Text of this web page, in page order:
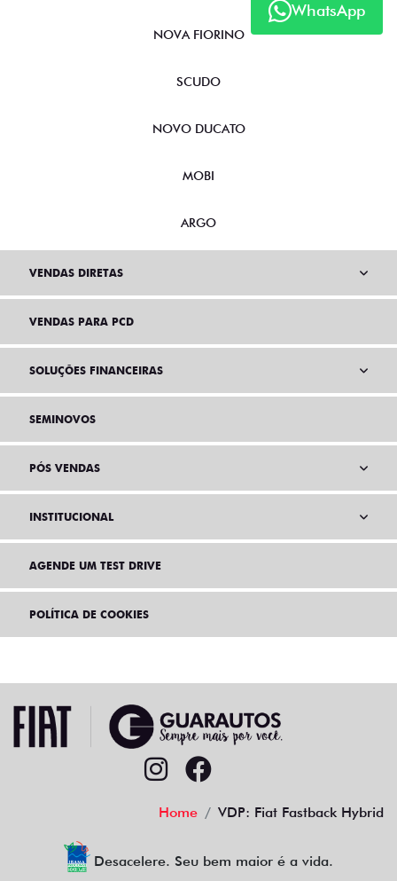
WhatsApp
NOVA FIORINO
SCUDO
NOVO DUCATO
MOBI
ARGO
VENDAS DIRETAS
VENDAS PARA PCD
SOLUÇÕES FINANCEIRAS
SEMINOVOS
PÓS VENDAS
INSTITUCIONAL
AGENDE UM TEST DRIVE
POLÍTICA DE COOKIES
Home VDP: Fiat Fastback Hybrid
Desacelere. Seu bem maior é a vida.